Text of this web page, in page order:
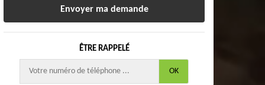
ÊTRE RAPPELÉ